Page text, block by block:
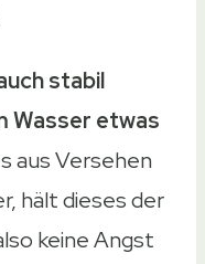
stabil
Wasser etwas
aus Versehen
hält dieses der
keine Angst